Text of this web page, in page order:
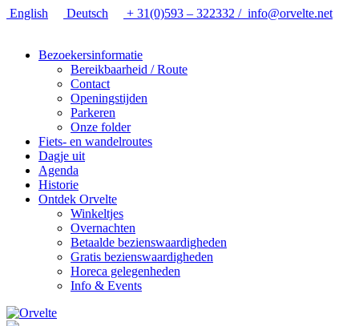
English Deutsch + 31(0)593 – 322332 / info@orvelte.net
Bezoekersinformatie
Bereikbaarheid / Route
Contact
Openingstijden
Parkeren
Onze folder
Fiets- en wandelroutes
Dagje uit
Agenda
Historie
Ontdek Orvelte
Winkeltjes
Overnachten
Betaalde bezienswaardigheden
Gratis bezienswaardigheden
Horeca gelegenheden
Info & Events